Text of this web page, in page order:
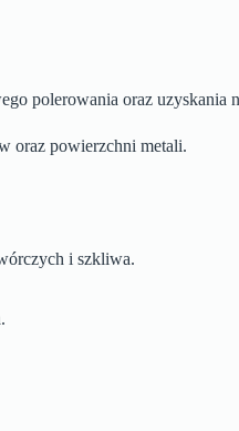
polerowania oraz
oraz powierzchni metali.
i szkliwa.